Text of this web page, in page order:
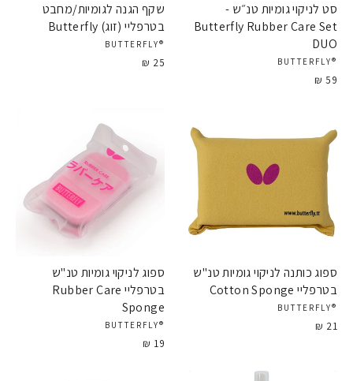
סט לניקוי גומיות טנ״ש -
Butterfly Rubber Care Set
DUO
®BUTTERFLY
59 ₪
שקף הגנה לגומיות/מחבט
בטרפליי (זוג) Butterfly
®BUTTERFLY
25 ₪
ספוג כותנה לניקוי גומיות טנ"ש
בטרפליי Cotton Sponge
®BUTTERFLY
21 ₪
ספוג לניקוי גומיות טנ"ש
בטרפליי Rubber Care
Sponge
®BUTTERFLY
19 ₪